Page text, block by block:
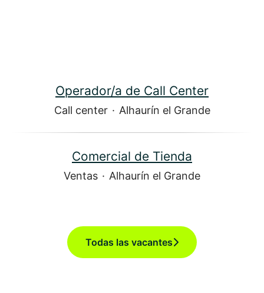
Operador/a de Call Center
Call center · Alhaurín el Grande
Comercial de Tienda
Ventas · Alhaurín el Grande
Todas las vacantes